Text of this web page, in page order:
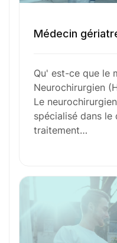
Envie
Déposez
Médecin
Qu' est-ce que le
Neurochirurgien
Le
spécialisé dans
traitement…